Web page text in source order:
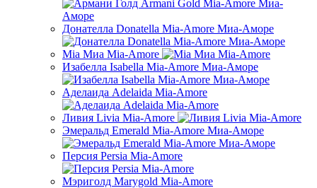
Донателла Donatella Mia-Amore Миа-Аморе
Mia Миа Mia-Amore
Изабелла Isabella Mia-Amore Миа-Аморе
Аделаида Adelaida Mia-Amore
Ливия Livia Mia-Amore
Эмеральд Emerald Mia-Amore Миа-Аморе
Персия Persia Mia-Amore
Мэриголд Marygold Mia-Amore